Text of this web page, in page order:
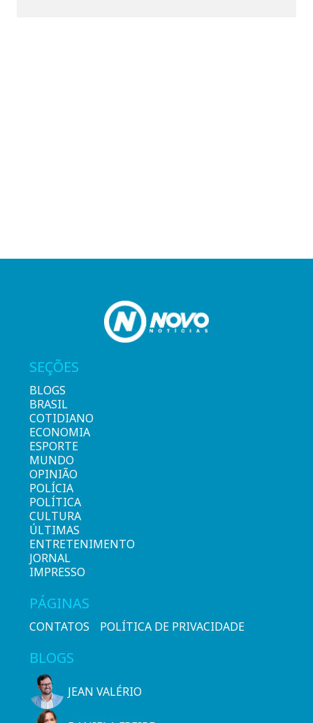
SEÇÕES
BLOGS
BRASIL
COTIDIANO
ECONOMIA
ESPORTE
MUNDO
OPINIÃO
POLÍCIA
POLÍTICA
CULTURA
ÚLTIMAS
ENTRETENIMENTO
JORNAL
IMPRESSO
PÁGINAS
CONTATOS POLÍTICA DE PRIVACIDADE
BLOGS
JEAN VALÉRIO